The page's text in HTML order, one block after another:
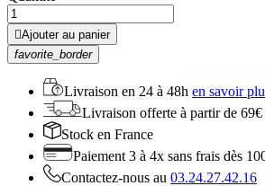
Ajouter au panier
favorite_border
Livraison en 24 à 48h en savoir
Livraison offerte à partir de
Stock en France
Paiement 3 à 4x sans frais dès
Contactez-nous au 03.24.27.42.16